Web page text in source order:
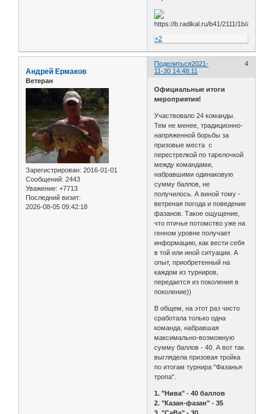
+2
Поделиться 4
2021-
11-30 14:48:11
Андрей Ермаков
Ветеран
Зарегистрирован: 2016-01-01
Сообщений: 2443
Уважение: +7713
Последний визит:
2026-08-05 09:42:18
Официальные итоги
мероприятия!
Участвовало 24 команды.
Тем не менее, традиционно-
напряженной борьбы за
призовые места с
перестрелкой по тарелочкой
между командами,
набравшими одинаковую
сумму баллов, не
получилось. А виной тому -
ветреная погода и поведение
фазанов. Такое ощущение,
что птичье потомство уже на
генном уровне получает
информацию, как вести себя
в той или иной ситуации. А
опыт, приобретенный на
каждом из турниров,
передается из поколения в
поколение))
В общем, на этот раз чисто
сработала только одна
команда, набравшая
максимально-возможную
сумму баллов - 40. А вот так
выглядела призовая тройка
по итогам турнира "Фазанья
тропа".
1. "Нива" - 40 баллов
2. "Казан-фазан" - 35
3. "СаВа" - 30